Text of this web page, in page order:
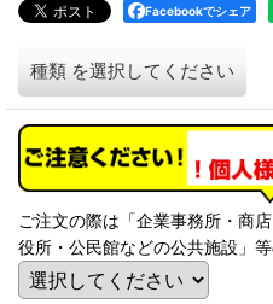
Facebookでシェア
種類 を選択してください
ご注文の際は「企業事務所・商
役所・公民館などの公共施設」